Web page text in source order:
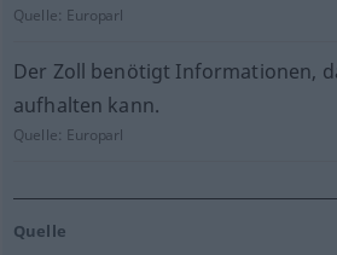
Quelle: Europarl
Der Zoll benötigt Informationen,
aufhalten kann.
Quelle: Europarl
Quelle